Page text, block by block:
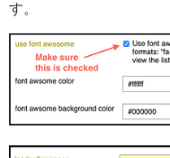
す。